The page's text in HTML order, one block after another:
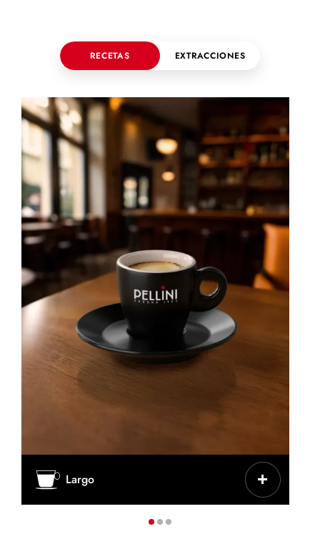
RECETAS EXTRACCIONES
CARACTERÍSTICAS
Menos intenso, más agua en la extracción
TAZA/VASO
Taza de cerámica gruesa o taza de
Largo